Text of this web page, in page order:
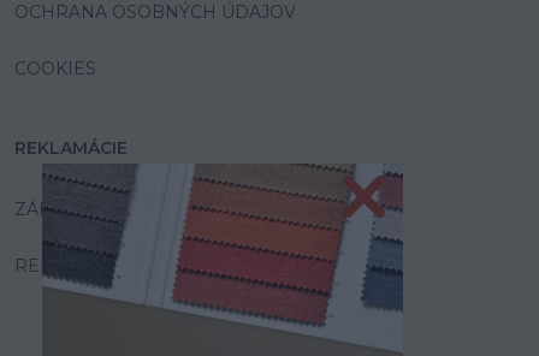
OCHRANA OSOBNÝCH ÚDAJOV
COOKIES
REKLAMÁCIE
ZÁRUKA A SERVIS
REKLAMAČNÝ PORIADOK